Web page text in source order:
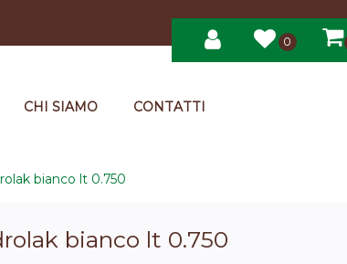
0
CHI SIAMO CONTATTI
bianco lt 0.750
bianco lt 0.750